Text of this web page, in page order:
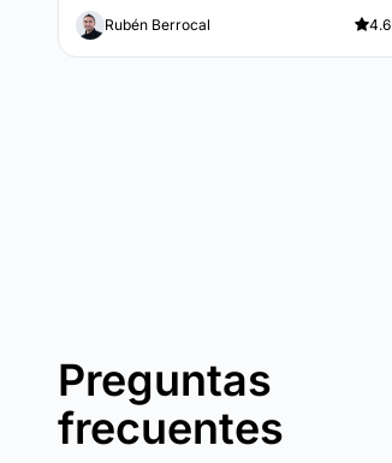
Rubén Berrocal 4.6
Preguntas
frecuentes